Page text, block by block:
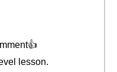
lesson.